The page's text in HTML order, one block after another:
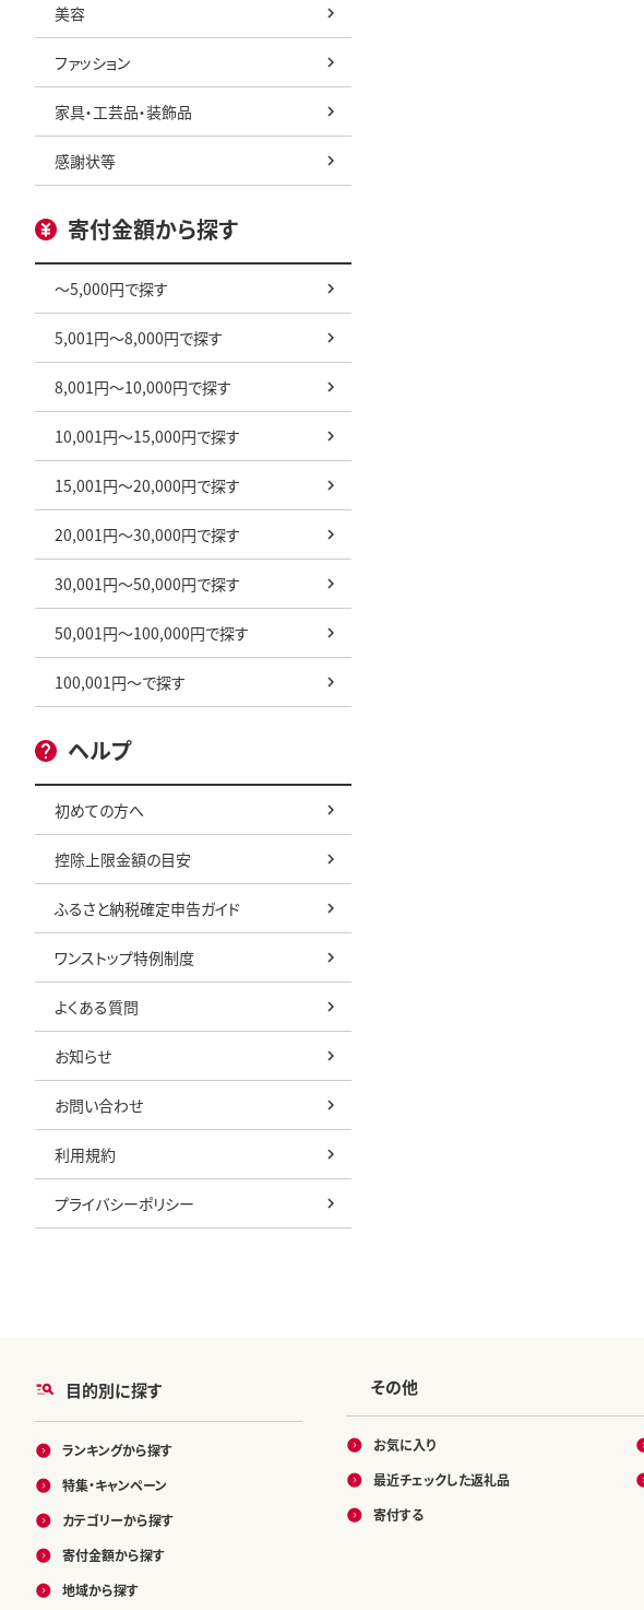
美容
ファッション
家具・工芸品・装飾品
感謝状等
寄付金額から探す
～5,000円で探す
5,001円～8,000円で探す
8,001円～10,000円で探す
10,001円～15,000円で探す
15,001円～20,000円で探す
20,001円～30,000円で探す
30,001円～50,000円で探す
50,001円～100,000円で探す
100,001円～で探す
ヘルプ
初めての方へ
控除上限金額の目安
ふるさと納税確定申告ガイド
ワンストップ特例制度
よくある質問
お知らせ
お問い合わせ
利用規約
プライバシーポリシー
目的別に探す
ランキングから探す
特集・キャンペーン
カテゴリーから探す
寄付金額から探す
地域から探す
その他
お気に入り
最近チェックした返礼品
寄付する